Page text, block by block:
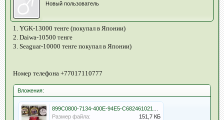
Новый пользователь
1. YGK-13000 тенге (покупал в Японии)
2. Daiwa-10500 тенге
3. Seaguar-10000 тенге покупал в Японии)
Номер телефона +77017110777
Вложения:
Размер файла:
151,7 КБ